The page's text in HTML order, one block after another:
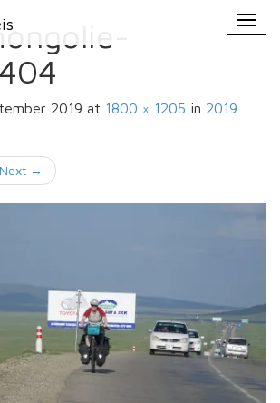
2019 at 1800 × 1205 in 2019
Next →